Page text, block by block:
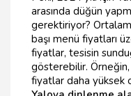
arasında düğün
gerektiriyor?
başı menü fiyatları
fiyatlar, tesisin
gösterebilir.
fiyatlar daha yüksek